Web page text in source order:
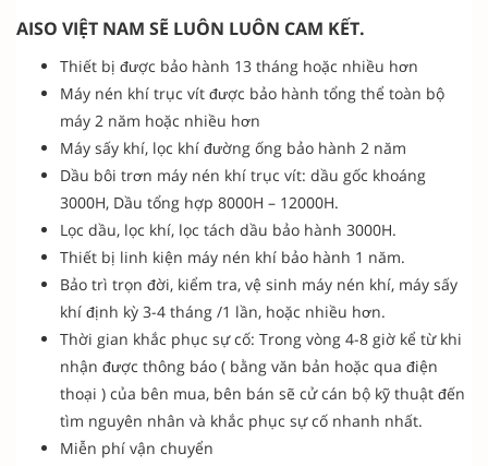
AISO VIỆT NAM SẼ LUÔN LUÔN CAM KẾT.
Thiết bị được bảo hành 13 tháng hoặc nhiều hơn
Máy nén khí trục vít được bảo hành tổng thể toàn bộ
máy 2 năm hoặc nhiều hơn
Máy sấy khí, lọc khí đường ống bảo hành 2 năm
Dầu bôi trơn máy nén khí trục vít: dầu gốc khoáng
3000H, Dầu tổng hợp 8000H – 12000H.
Lọc dầu, lọc khí, lọc tách dầu bảo hành 3000H.
Thiết bị linh kiện máy nén khí bảo hành 1 năm.
Bảo trì trọn đời, kiểm tra, vệ sinh máy nén khí, máy sấy
khí định kỳ 3-4 tháng /1 lần, hoặc nhiều hơn.
Thời gian khắc phục sự cố: Trong vòng 4-8 giờ kể từ khi
nhận được thông báo ( bằng văn bản hoặc qua điện
thoại ) của bên mua, bên bán sẽ cử cán bộ kỹ thuật đến
tìm nguyên nhân và khắc phục sự cố nhanh nhất.
Miễn phí vận chuyển